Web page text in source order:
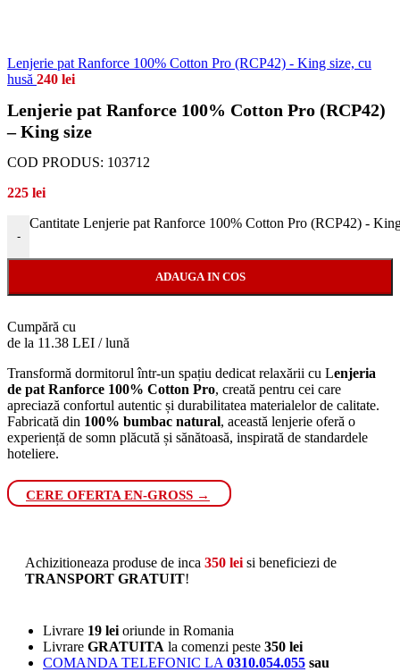
Lenjerie pat Ranforce 100% Cotton Pro (RCP42) - King size, cu
husă 240 lei
Lenjerie pat Ranforce 100% Cotton Pro (RCP42)
– King size
COD PRODUS: 103712
225 lei
-
Cantitate Lenjerie pat Ranforce 100% Cotton Pro (RCP42) -
ADAUGA IN COS
Cumpără cu
de la 11.38 LEI / lună
Transformă dormitorul într-un spațiu dedicat relaxării cu Lenjeria
de pat Ranforce 100% Cotton Pro, creată pentru cei care
apreciază confortul autentic și durabilitatea materialelor de calitate.
Fabricată din 100% bumbac natural, această lenjerie oferă o
experiență de somn plăcută și sănătoasă, inspirată de standardele
hoteliere.
CERE OFERTA EN-GROSS →
Achizitioneaza produse de inca 350 lei si beneficiezi de
TRANSPORT GRATUIT!
Livrare 19 lei oriunde in Romania
Livrare GRATUITA la comenzi peste 350 lei
COMANDA TELEFONIC LA 0310.054.055 sau